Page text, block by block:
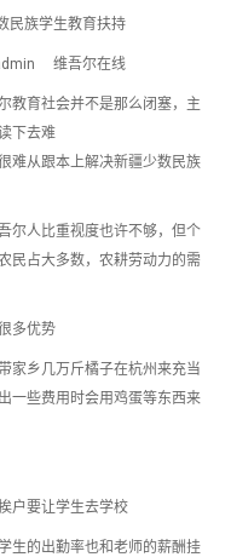
民族学生教育扶持
维吾尔在线
教育社会并不是那么闭塞，主
下去难
难从跟本上解决新疆少数民族
尔人比重视度也许不够，但个
民占大多数，农耕劳动力的需
多优势
家乡几万斤橘子在杭州来充当
一些费用时会用鸡蛋等东西来
户要让学生去学校
生的出勤率也和老师的薪酬挂